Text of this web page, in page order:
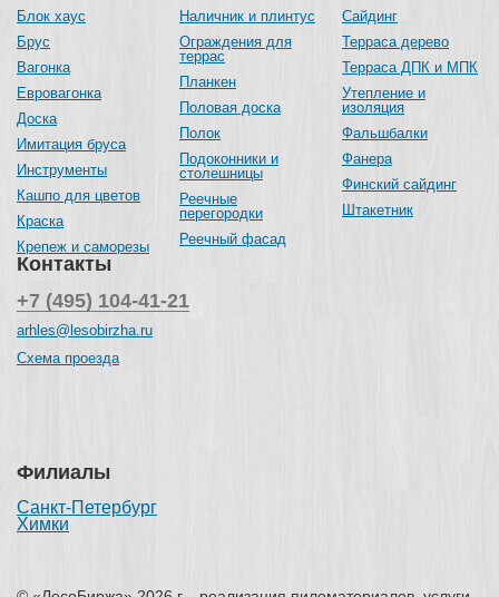
Блок хаус
Брус
Вагонка
Евровагонка
Доска
Имитация бруса
Инструменты
Кашпо для цветов
Краска
Крепеж и саморезы
Наличник и плинтус
Ограждения для
террас
Планкен
Половая доска
Полок
Подоконники и
столешницы
Реечные
перегородки
Реечный фасад
Сайдинг
Терраса дерево
Терраса ДПК и МПК
Утепление и
изоляция
Фальшбалки
Фанера
Финский сайдинг
Штакетник
Контакты
+7 (495) 104-41-21
arhles@lesobirzha.ru
Схема проезда
Филиалы
Санкт-Петербург
Химки